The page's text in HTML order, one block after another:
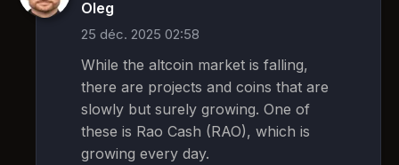
Oleg
25 déc. 2025 02:58
While the altcoin market is falling,
there are projects and coins that are
slowly but surely growing. One of
these is Rao Cash (RAO), which is
growing every day.